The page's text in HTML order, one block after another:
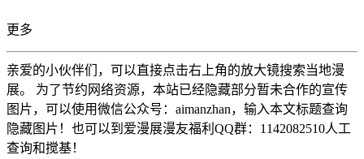
更多
亲爱的小伙伴们，可以直接点击右上角的放大镜搜索当地漫
展。 为了节约网络资源，本站已经隐藏部分暂未合作的宣传
图片，可以使用微信公众号：aimanzhan，输入本文标题查询
隐藏图片！也可以到爱漫展漫友福利QQ群：1142082510人工
查询和搅基！